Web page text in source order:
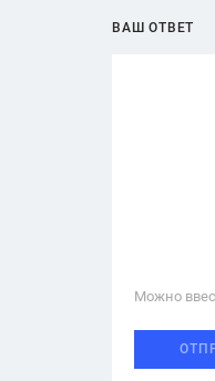
ВАШ ОТВЕТ
Можно